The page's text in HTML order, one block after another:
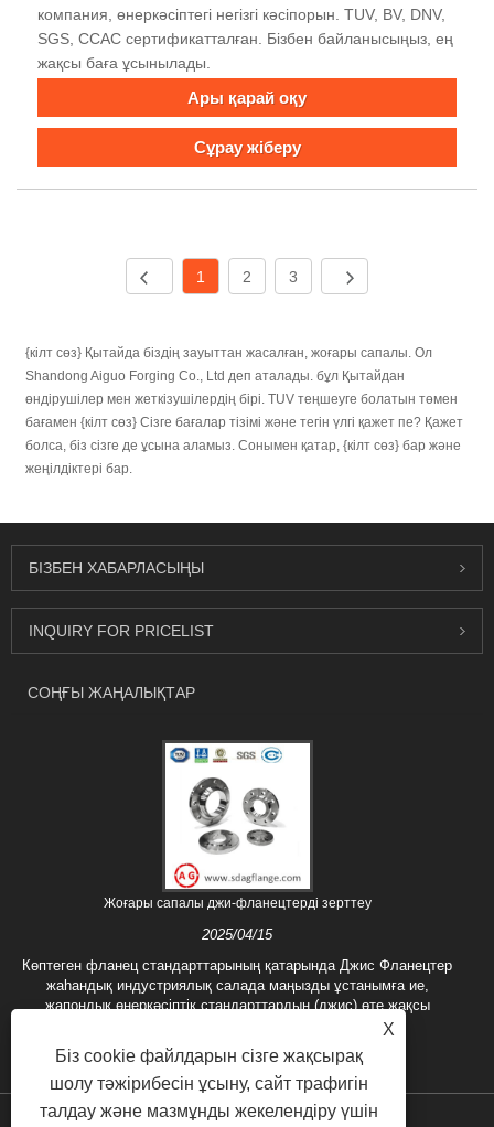
компания, өнеркәсіптегі негізгі кәсіпорын. TUV, BV, DNV,
SGS, CCAC сертификатталған. Бізбен байланысыңыз, ең
жақсы баға ұсынылады.
Ары қарай оқу
Сұрау жіберу
1 2 3
{кілт сөз} Қытайда біздің зауыттан жасалған, жоғары сапалы. Ол
Shandong Aiguo Forging Co., Ltd деп аталады. бұл Қытайдан
өндірушілер мен жеткізушілердің бірі. TUV теңшеуге болатын төмен
бағамен {кілт сөз} Сізге бағалар тізімі және тегін үлгі қажет пе? Қажет
болса, біз сізге де ұсына аламыз. Сонымен қатар, {кілт сөз} бар және
жеңілдіктері бар.
БІЗБЕН ХАБАРЛАСЫҢЫ
INQUIRY FOR PRICELIST
СОҢҒЫ ЖАҢАЛЫҚТАР
Жоғары сапалы джи-фланецтерді зерттеу
2025/04/15
Көптеген фланец стандарттарының қатарында Джис Фланецтер
жаһандық индустриялық салада маңызды ұстанымға ие,
жапондық өнеркәсіптік стандарттардың (джис) өте жақсы
X
Біз cookie файлдарын сізге жақсырақ
шолу тәжірибесін ұсыну, сайт трафигін
талдау және мазмұнды жекелендіру үшін